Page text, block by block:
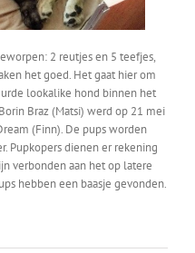
2 reutjes en 5 teefjes,
het goed. Het gaat hier om
lookalike hond binnen het
Braz (Matsi) werd op 21 mei
(Finn). De pups worden
Pupkopers dienen er rekening
verbonden aan het op latere
hebben een baasje gevonden.